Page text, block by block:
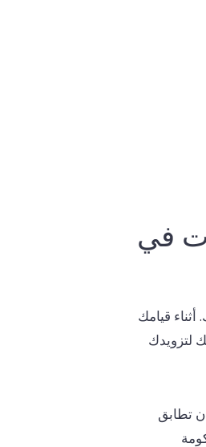
في
قيامك
لتزويدك
تطابق